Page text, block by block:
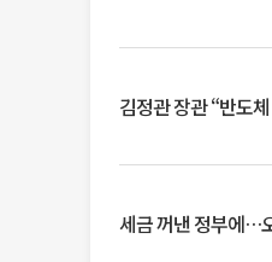
김정관 장관 “반도
세금 꺼낸 정부에…